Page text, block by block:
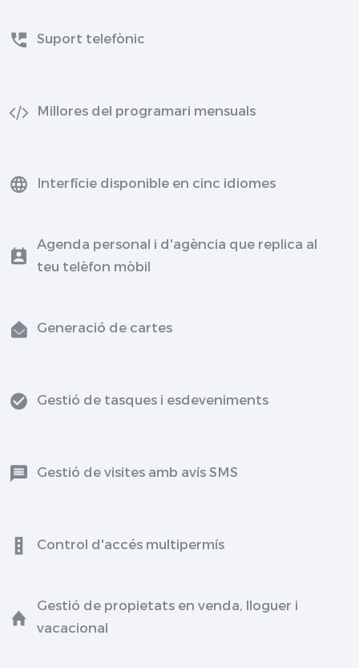
Suport telefònic
Millores del programari mensuals
Interfície disponible en cinc idiomes
Agenda personal i d'agència que replica al
teu telèfon mòbil
Generació de cartes
Gestió de tasques i esdeveniments
Gestió de visites amb avís SMS
Control d'accés multipermís
Gestió de propietats en venda, lloguer i
vacacional